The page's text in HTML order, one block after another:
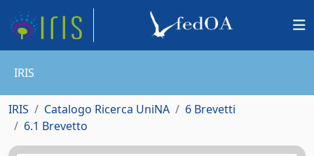
IRIS
IRIS Catalogo Ricerca UniNA
6 Brevetti
6.1 Brevetto